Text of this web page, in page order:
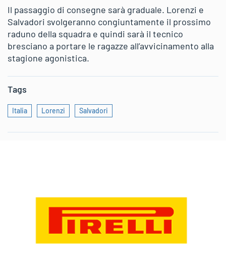
Il passaggio di consegne sarà graduale. Lorenzi e
Salvadori svolgeranno congiuntamente il prossimo
raduno della squadra e quindi sarà il tecnico
bresciano a portare le ragazze all’avvicinamento alla
stagione agonistica.
Tags
Italia Lorenzi Salvadori